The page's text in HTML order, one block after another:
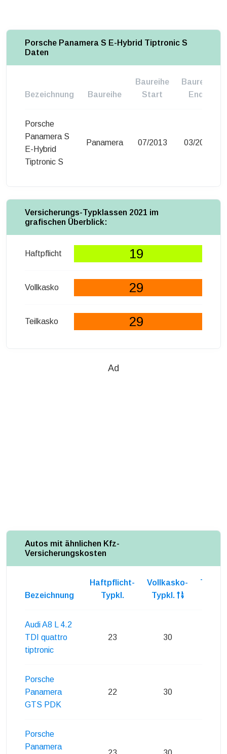
Porsche Panamera S E-Hybrid Tiptronic S
Daten
Bezeichnung Baureihe
Baureihe
Start
Baureihe
Ende
Porsche
Panamera S
E-Hybrid
Tiptronic S
Panamera 07/2013 03/2015
Versicherungs-Typklassen 2021 im
grafischen Überblick:
Haftpflicht 19
Vollkasko 29
Teilkasko 29
Ad
Autos mit ähnlichen Kfz-
Versicherungskosten
Bezeichnung
Haftpflicht-
Typkl.
Vollkasko-
Typkl.
Audi A8 L 4.2
TDI quattro
tiptronic
23 30
Porsche
Panamera
GTS PDK
22 30
Porsche
Panamera